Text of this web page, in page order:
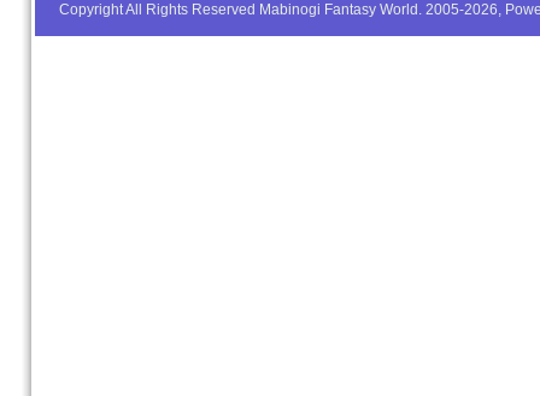
Copyright All Rights Reserved Mabinogi Fantasy World. 2005-2026,